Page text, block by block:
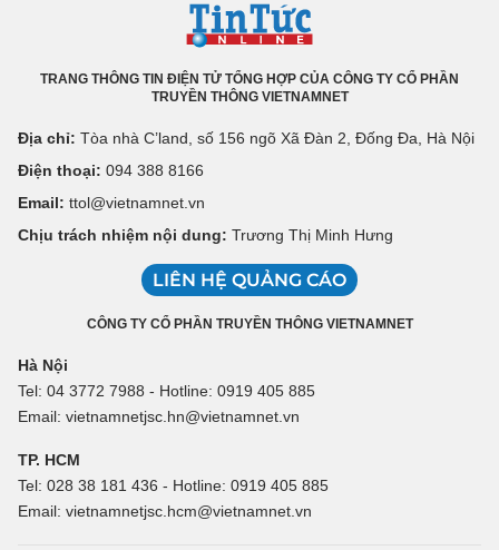
TRANG THÔNG TIN ĐIỆN TỬ TỔNG HỢP CỦA CÔNG TY CỔ PHẦN
TRUYỀN THÔNG VIETNAMNET
Địa chỉ: Tòa nhà C’land, số 156 ngõ Xã Đàn 2, Đống Đa, Hà Nội
Điện thoại: 094 388 8166
Email: ttol@vietnamnet.vn
Chịu trách nhiệm nội dung: Trương Thị Minh Hưng
LIÊN HỆ QUẢNG CÁO
CÔNG TY CỔ PHẦN TRUYỀN THÔNG VIETNAMNET
Hà Nội
Tel: 04 3772 7988 - Hotline: 0919 405 885
Email: vietnamnetjsc.hn@vietnamnet.vn
TP. HCM
Tel: 028 38 181 436 - Hotline: 0919 405 885
Email: vietnamnetjsc.hcm@vietnamnet.vn